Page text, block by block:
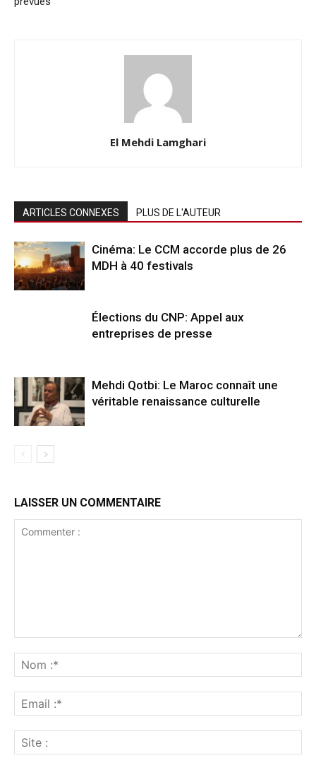
El Mehdi Lamghari
ARTICLES CONNEXES PLUS DE L'AUTEUR
Cinéma: Le CCM accorde plus de 26
MDH à 40 festivals
Élections du CNP: Appel aux
entreprises de presse
Mehdi Qotbi: Le Maroc connaît une
véritable renaissance culturelle
LAISSER UN COMMENTAIRE